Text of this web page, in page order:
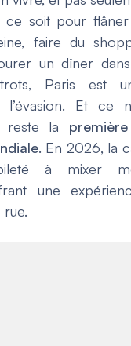
ce soit pour
faire du
un dîner
Paris est
l’évasion. Et ce
reste la
. En 2026, la
à mixer
une